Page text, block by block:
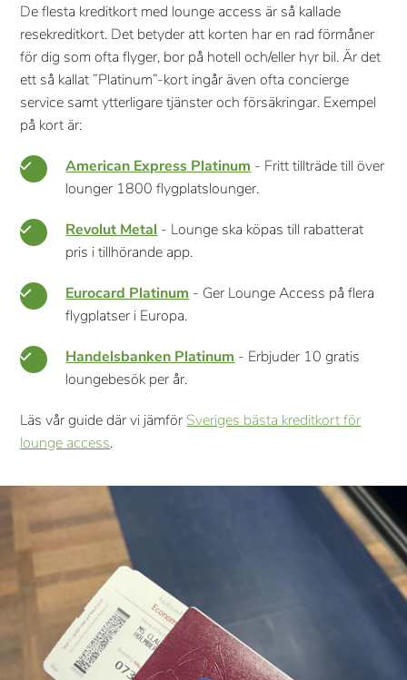
De flesta kreditkort med lounge access är så kallade
resekreditkort. Det betyder att korten har en rad förmåner
för dig som ofta flyger, bor på hotell och/eller hyr bil. Är det
ett så kallat ”Platinum”-kort ingår även ofta concierge
service samt ytterligare tjänster och försäkringar. Exempel
på kort är:
American Express Platinum - Fritt tillträde till över
lounger 1800 flygplatslounger.
Revolut Metal - Lounge ska köpas till rabatterat
pris i tillhörande app.
Eurocard Platinum - Ger Lounge Access på flera
flygplatser i Europa.
Handelsbanken Platinum - Erbjuder 10 gratis
loungebesök per år.
Läs vår guide där vi jämför Sveriges bästa kreditkort för
lounge access.